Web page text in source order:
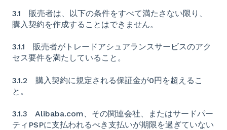
3.1 販売者は、以下の条件をすべて満たさない限り、
購入契約を作成することはできません。
3.1.1 販売者がトレードアシュアランスサービスのアク
セス要件を満たしていること。
3.1.2 購入契約に規定される保証金が0円を超えるこ
と。
3.1.3 Alibaba.com、その関連会社、またはサードパー
ティPSPに支払われるべき支払いが期限を過ぎていない